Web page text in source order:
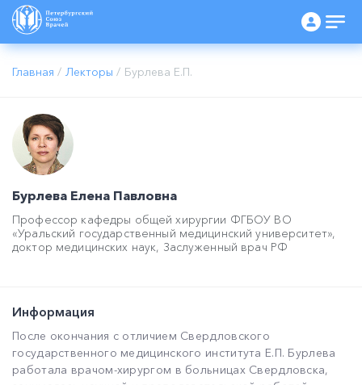
Главная / Лекторы / Бурлева Е.П.
Бурлева Елена Павловна
Профессор кафедры общей хирургии ФГБОУ ВО
«Уральский государственный медицинский университет»,
доктор медицинских наук, Заслуженный врач РФ
Информация
После окончания с отличием Свердловского
государственного медицинского института Е.П. Бурлева
работала врачом-хирургом в больницах Свердловска,